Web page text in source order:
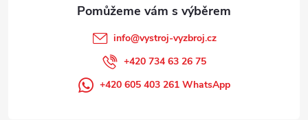
info@vystroj-vyzbroj.cz
+420 734 63 26 75
+420 605 403 261 WhatsApp